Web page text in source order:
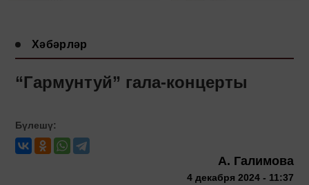
Хәбәрләр
“Гармунтуй” гала-концерты
Бүлешү:
А. Галимова
4 декабря 2024 - 11:37